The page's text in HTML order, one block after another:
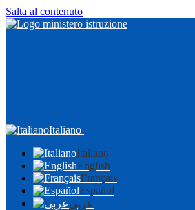
Salta al contenuto
Italiano
Italiano
English
Français
Español
عربى